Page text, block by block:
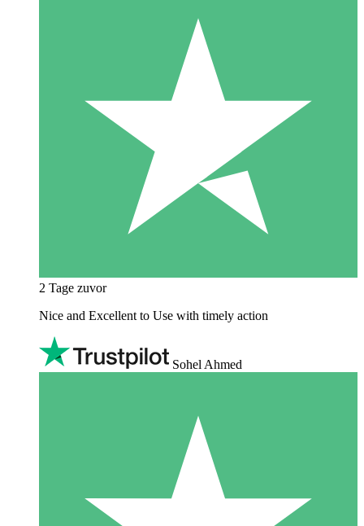
2 Tage zuvor
Nice and Excellent to Use with timely action
Sohel Ahmed